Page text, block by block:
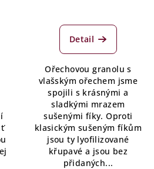
Detail
Ořechovou granolu s
vlašským ořechem jsme
spojili s krásnými a
sladkými mrazem
sušenými fíky. Oproti
klasickým sušeným fíkům
jsou ty lyofilizované
křupavé a jsou bez
přidaných...